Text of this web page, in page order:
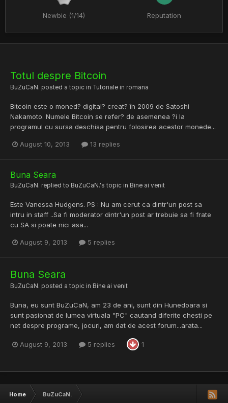
Newbie (1/14) Reputation
Totul despre Bitcoin
BuZuCaN. posted a topic in Tutoriale in romana
Bitcoin este o moned? digital? creat? în 2009 de Satoshi
Nakamoto. Numele Bitcoin se refer? de asemenea ?i la
programul cu sursa deschisa pentru folosirea acestor monede...
August 10, 2013 13 replies
Buna Seara
BuZuCaN. replied to BuZuCaN.'s topic in Bine ai venit
Este Vanessa Hudgens. PS : Nu am cerut ca dintr'un post sa
intru in staff ..Sa fi moderator dintr'un post ar trebuie sa fi frate
cu SA si poate nici asa...
August 9, 2013 5 replies
Buna Seara
BuZuCaN. posted a topic in Bine ai venit
Buna, eu sunt BuZuCaN, am 23 de ani, sunt din Hunedoara si
sunt pasionat de lumea virtuala "PC" cautand diferite chesti pe
net despre programe, jocuri, am dat de acest forum...arata...
August 9, 2013 5 replies 1
Home BuZuCaN.